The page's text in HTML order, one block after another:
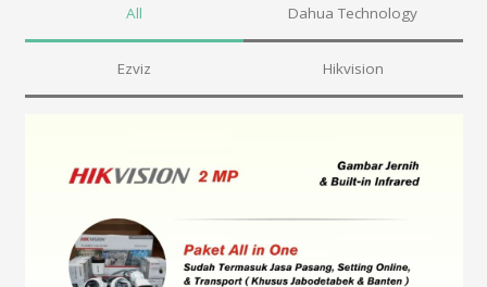
All Dahua Technology
Ezviz Hikvision